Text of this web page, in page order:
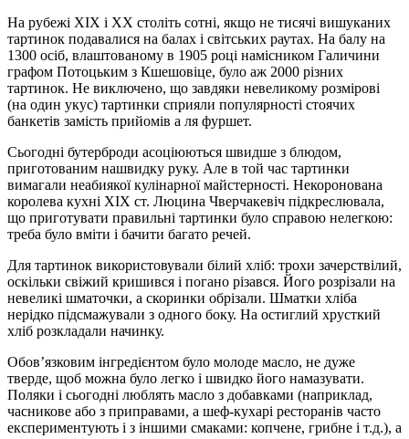
На рубежі XIX і XX століть сотні, якщо не тисячі вишуканих
тартинок подавалися на балах і світських раутах. На балу на
1300 осіб, влаштованому в 1905 році намісником Галичини
графом Потоцьким з Кшешовіце, було аж 2000 різних
тартинок. Не виключено, що завдяки невеликому розмірові
(на один укус) тартинки сприяли популярності стоячих
банкетів замість прийомів а ля фуршет.
Сьогодні бутерброди асоціюються швидше з блюдом,
приготованим нашвидку руку. Але в той час тартинки
вимагали неабиякої кулінарної майстерності. Некоронована
королева кухні XIX ст. Люцина Чверчакевіч підкреслювала,
що приготувати правильні тартинки було справою нелегкою:
треба було вміти і бачити багато речей.
Для тартинок використовували білий хліб: трохи зачерствілий,
оскільки свіжий кришився і погано різався. Його розрізали на
невеликі шматочки, а скоринки обрізали. Шматки хліба
нерідко підсмажували з одного боку. На остиглий хрусткий
хліб розкладали начинку.
Обов’язковим інгредієнтом було молоде масло, не дуже
тверде, щоб можна було легко і швидко його намазувати.
Поляки і сьогодні люблять масло з добавками (наприклад,
часникове або з приправами, а шеф-кухарі ресторанів часто
експериментують і з іншими смаками: копчене, грибне і т.д.), а